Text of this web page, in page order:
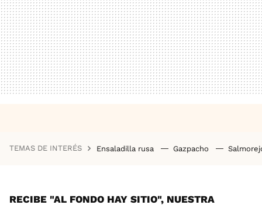
TEMAS DE INTERÉS Ensaladilla rusa Gazpacho
RECIBE "AL FONDO HAY SITIO", NUESTRA